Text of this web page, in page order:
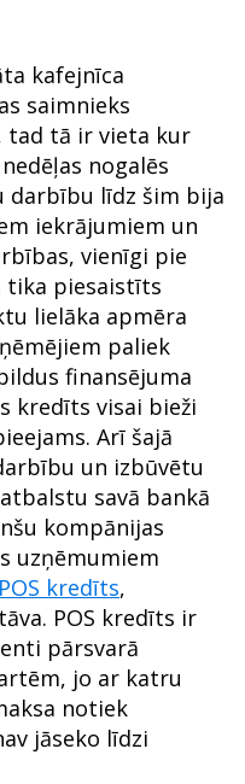
kafejnīca
saimnieks
tad tā ir vieta kur
nogalēs
darbību līdz šim bija
iekrājumiem un
vienīgi pie
tika piesaistīts
lielāka apmēra
paliek
finansējuma
kredīts visai bieži
Arī šajā
un izbūvētu
savā bankā
kompānijas
uzņēmumiem
POS kredīts,
POS kredīts ir
pārsvarā
jo ar katru
notiek
jāseko līdzi